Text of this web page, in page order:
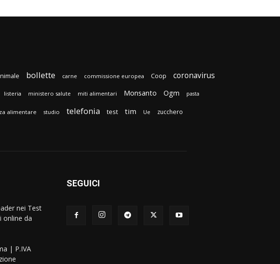
bollette carne commissione europea Coop coronavirus
listeria ministero salute miti alimentari Monsanto Ogm pasta
alimentare studio telefonia test tim Ue zucchero
nei Test
online da
| P.IVA
SEGUICI